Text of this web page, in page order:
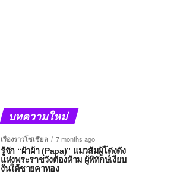
บทความใหม่
เรื่องราวโซเชียล
7 months ago
รู้จัก “ผ้าผ้า (Papa)” แมวส้มผู้โด่งดัง
แห่งพระราชวังต้องห้าม ผู้พิทักษ์เงียบ
งันใต้ชายคาทอง